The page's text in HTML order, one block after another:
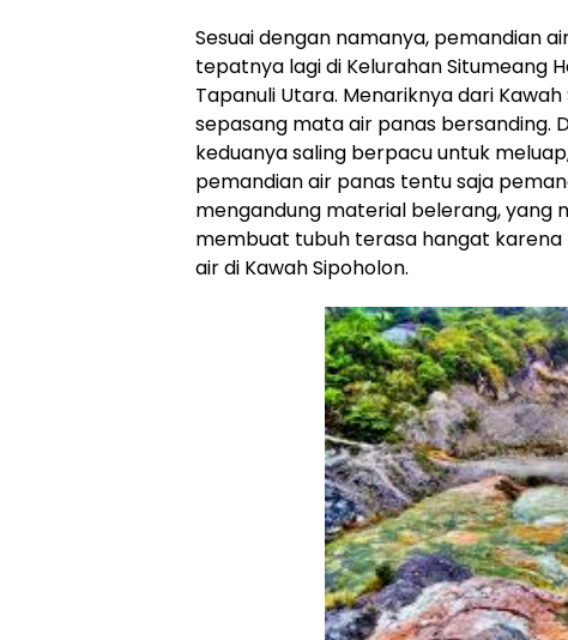
Sesuai dengan namanya, pemandian
tepatnya lagi di Kelurahan Situmeang
Tapanuli Utara. Menariknya dari
sepasang mata air panas bersanding.
keduanya saling berpacu untuk
pemandian air panas tentu saja
mengandung material belerang, yang
membuat tubuh terasa hangat
air di Kawah Sipoholon.